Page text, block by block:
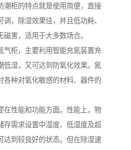
潮柜的特点就是使用简便，直接
，除湿效果佳，并且低功耗、
害，适用于大多数场合。
气柜，主要利用智能充氮装置充
低湿，又可达到防氧化效果。氮
各种对氧化敏感的材料、器件的
在性能和功能方面。性能上，物
存需求设置中湿度、低湿度及超
达到较良好的状态。但在除湿速